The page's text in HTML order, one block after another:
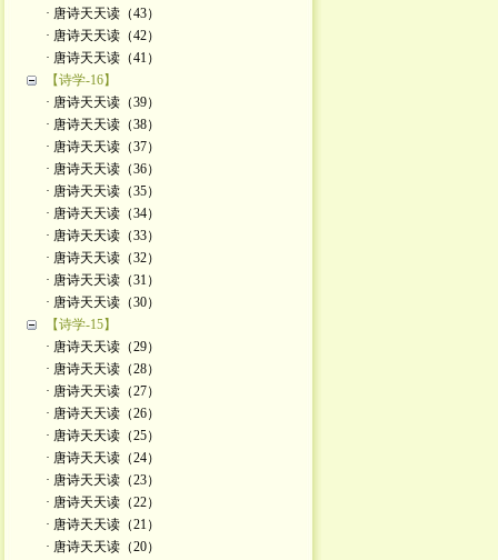
· 唐诗天天读（43）
· 唐诗天天读（42）
· 唐诗天天读（41）
【诗学-16】
· 唐诗天天读（39）
· 唐诗天天读（38）
· 唐诗天天读（37）
· 唐诗天天读（36）
· 唐诗天天读（35）
· 唐诗天天读（34）
· 唐诗天天读（33）
· 唐诗天天读（32）
· 唐诗天天读（31）
· 唐诗天天读（30）
【诗学-15】
· 唐诗天天读（29）
· 唐诗天天读（28）
· 唐诗天天读（27）
· 唐诗天天读（26）
· 唐诗天天读（25）
· 唐诗天天读（24）
· 唐诗天天读（23）
· 唐诗天天读（22）
· 唐诗天天读（21）
· 唐诗天天读（20）